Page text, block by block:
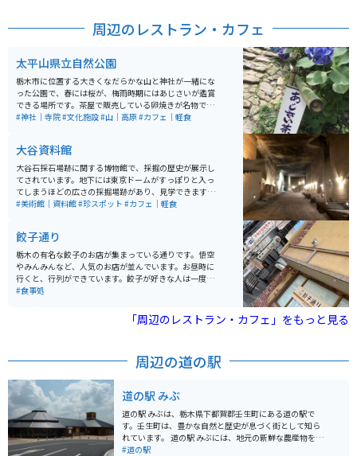
周辺のレストラン・カフェ
太平山県立自然公園
栃木市に位置する大きくなだらかな山と神社が一緒にな
った公園で、春には桜が、梅雨時期にはあじさいが鑑賞
できる場所です。茶屋で販売している卵焼きが名物で、
きれいな景色を楽しみながらいただけます。
#神社｜寺院#文化施設#山｜高原#カフェ｜軽食
大谷資料館
大谷石採石場跡に関する博物館で、採掘の歴史が展示し
てされています。地下には東京ドームがすっぽりと入っ
てしまうほどの広さの採掘場跡があり、見学できます。
ライトアップされていたり、アート作品があったりと楽
#美術館｜資料館#珍スポット #カフェ｜軽食
餃子通り
栃木の有名な餃子のお店が集まっている通りです。悟空
やみんみんなど、人気のお店が並んでいます。お昼時に
行くと、行列ができています。餃子が好きな人は一度は
行くことをオススメします。
#食事処
「周辺のレストラン・カフェ」をもっと見る
周辺の道の駅
道の駅 みぶ
道の駅 みぶは、栃木県下都賀郡壬生町にある道の駅で
す。壬生町は、豊かな自然と歴史が息づく街として知ら
れています。 道の駅 みぶには、地元の新鮮な農産物を販
売する直売所や、壬生ラーメンなどのご当地グルメが味
#道の駅